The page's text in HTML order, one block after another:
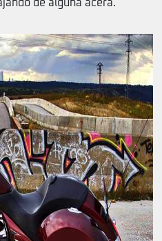
de alguna acera.